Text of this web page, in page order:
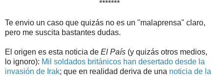
*******
Te envio un caso que quizás no es un "malaprensa" claro,
pero me suscita bastantes dudas.
El origen es esta noticia de El País (y quizás otros medios,
lo ignoro): Mil soldados británicos han desertado desde la
invasión de Irak; que en realidad deriva de una noticia de la